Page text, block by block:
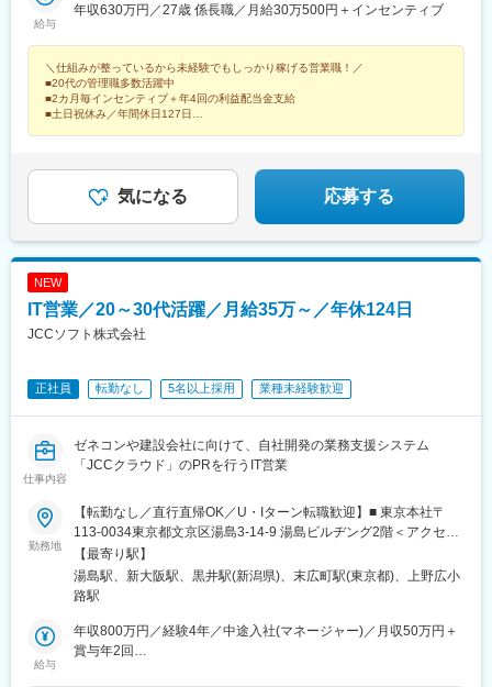
り徒歩3分・西梅田駅より徒歩5分・大阪駅より徒歩10分・東梅田
古屋市＜アクセス＞・名古屋駅より徒歩4分・近鉄名古屋駅より徒
歩8分※名古屋営業所をご希望の場合は要普通自動車免許（AT限定
可）必須配属部署によっては、株式会社ビジョンライズへ在籍出
向となります。勤務地は新宿・大阪と同フロアとなり、待遇・諸
給与
年収630万円／27歳 係長職／月給30万500円＋インセンティブ
＼仕組みが整っているから未経験でもしっかり稼げる営業職！／
■20代の管理職多数活躍中
■2カ月毎インセンティブ＋年4回の利益配当金支給
■土日祝休み／年間休日127日
気になる 応募する
NEW
IT営業／20～30代活躍／月給35万～／年休124日
JCCソフト株式会社
正社員 転勤なし 5名以上採用 業種未経験歓迎
仕事内容
ゼネコンや建設会社に向けて、自社開発の業務支援システム
「JCCクラウド」のPRを行うIT営業
勤務地
【転勤なし／直行直帰OK／U・Iターン転職歓迎】■ 東京本社〒
113-0034東京都文京区湯島3-14-9 湯島ビルヂング2階＜アクセス
＞JR「御徒町駅」南口から徒歩8分東京メトロ「湯島駅」から徒
歩2分■ 大阪事業所〒532-0004大阪府大阪市淀川区西宮原1-8-6 ス
ターハイツ西宮原602＜アクセス＞JR・大阪メトロ「新大阪駅」
クセス＞JR「黒井駅」から徒歩15分JR「直江津駅」から車で10
分※勤務地は希望を考慮します。※受動喫煙対策：屋内全面禁煙
【最寄り駅】
湯島駅、新大阪駅、黒井駅(新潟県)、末広町駅(東京都)、上野広小
路駅
給与
年収800万円／経験4年／中途入社(マネージャー)／月収50万円＋
賞与年2回